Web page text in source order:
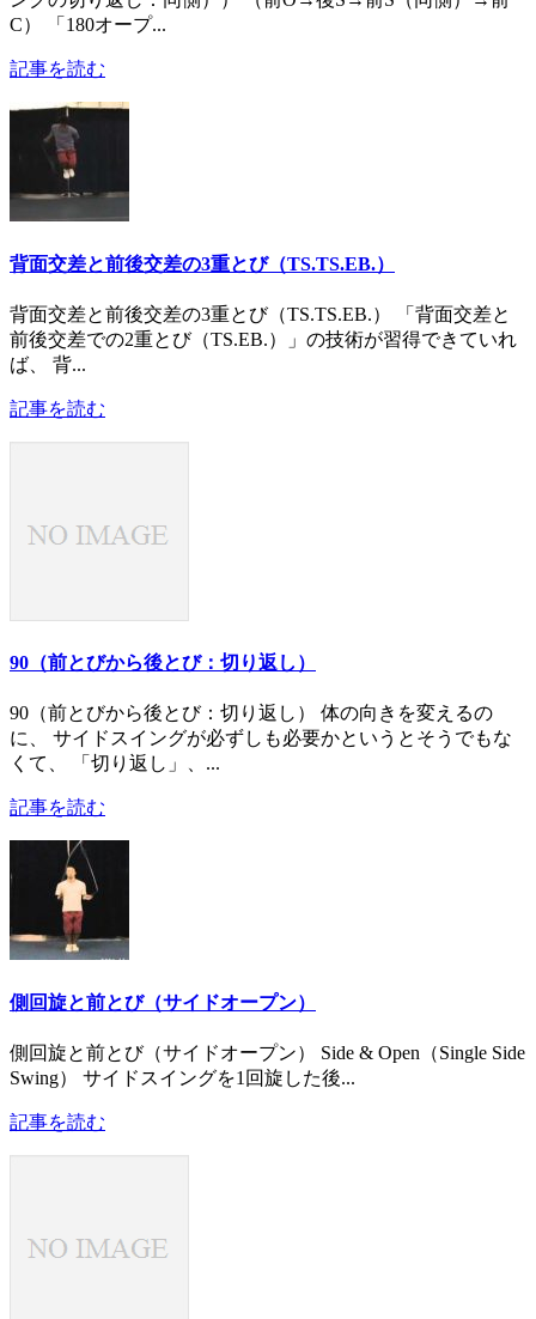
C） 「180オープ...
記事を読む
背面交差と前後交差の3重とび（TS.TS.EB.）
背面交差と前後交差の3重とび（TS.TS.EB.） 「背面交差と
前後交差での2重とび（TS.EB.）」の技術が習得できていれ
ば、 背...
記事を読む
90（前とびから後とび：切り返し）
90（前とびから後とび：切り返し） 体の向きを変えるの
に、 サイドスイングが必ずしも必要かというとそうでもな
くて、 「切り返し」、...
記事を読む
側回旋と前とび（サイドオープン）
側回旋と前とび（サイドオープン） Side & Open（Single Side
Swing） サイドスイングを1回旋した後...
記事を読む